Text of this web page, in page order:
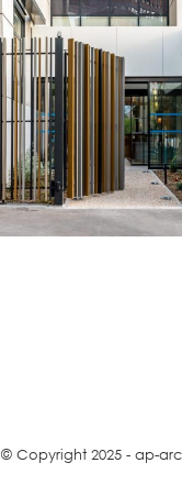
© Copyright 2025 - ap-